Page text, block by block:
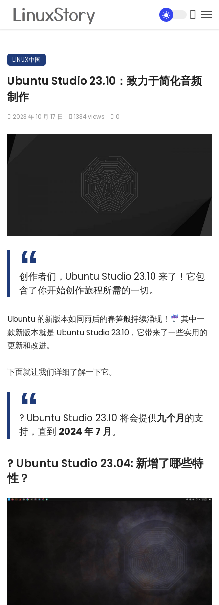
LINUX中国
Ubuntu Studio 23.10：致力于简化音频
制作
2023 年 10 月 17 日 1334 views 0
创作者们，Ubuntu Studio 23.10 来了！它包
含了你开始创作旅程所需的一切。
Ubuntu 的新版本如同雨后的春笋般持续涌现！
其中一
款新版本就是 Ubuntu Studio 23.10，它带来了一些实用的
更新和改进。
下面就让我们详细了解一下它。
? Ubuntu Studio 23.10 将会提供九个月的支
持，直到 2024 年 7 月。
? Ubuntu Studio 23.04: 新增了哪些特
性？